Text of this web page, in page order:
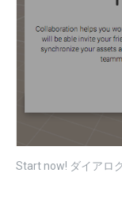
Start now! ダイアロ